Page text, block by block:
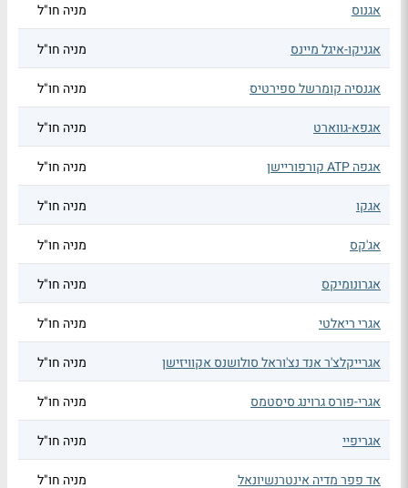
אגנוס מניה חו"ל
אגניקו-איגל מיינס מניה חו"ל
אגנסיה קומרשל ספירטיס מניה חו"ל
אגפא-גווארט מניה חו"ל
אגפה ATP קורפוריישן מניה חו"ל
אגקו מניה חו"ל
אג'קס מניה חו"ל
אגרונומיקס מניה חו"ל
אגרי ריאלטי מניה חו"ל
אגרייקלצ'ר אנד נצ'וראל סולושנס אקוויזישן מניה חו"ל
אגרי-פורס גרוינג סיסטמס מניה חו"ל
אגריפיי מניה חו"ל
אד פפר מדיה אינטרנשיונאל מניה חו"ל